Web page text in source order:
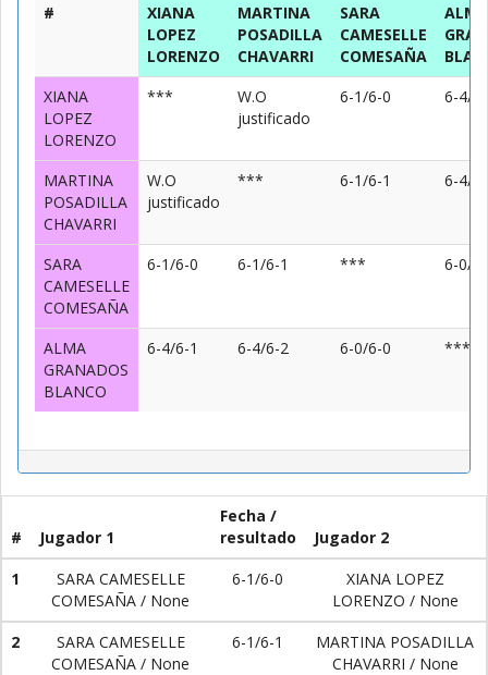
#
XIANA
LOPEZ
LORENZO
MARTINA
POSADILLA
CHAVARRI
SARA
CAMESELLE
COMESAÑA
ALMA
XIANA
LOPEZ
LORENZO
***
W.O
justificado
6-1/6-0 6-4/
MARTINA
POSADILLA
CHAVARRI
W.O
justificado
*** 6-1/6-1 6-4/
SARA
CAMESELLE
COMESAÑA
6-1/6-0 6-1/6-1 *** 6-0/
ALMA
GRANADOS
BLANCO
6-4/6-1 6-4/6-2 6-0/6-0 ***
# Jugador 1
Fecha /
resultado
Jugador 2
1
SARA CAMESELLE
COMESAÑA / None
6-1/6-0
XIANA LOPEZ
LORENZO / None
2
SARA CAMESELLE
COMESAÑA / None
6-1/6-1
MARTINA POSADILLA
CHAVARRI / None